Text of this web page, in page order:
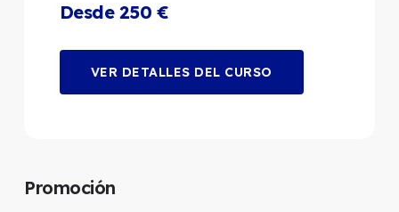
Desde 250 €
VER DETALLES DEL CURSO
Promoción